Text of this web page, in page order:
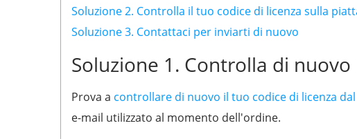
Soluzione 2. Controlla il tuo codice di licenza sulla
Soluzione 3. Contattaci per inviarti di nuovo
Soluzione 1. Controlla di
Prova a controllare di nuovo il tuo codice di licenza
e-mail utilizzato al momento dell'ordine.